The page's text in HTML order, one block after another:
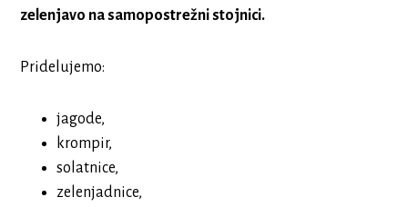
zelenjavo na samopostrežni stojnici.
Pridelujemo:
jagode,
krompir,
solatnice,
zelenjadnice,